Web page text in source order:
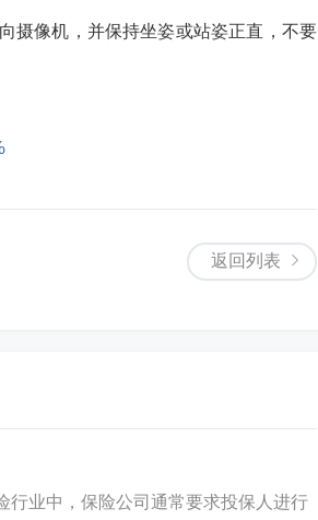
摄像机，并保持坐姿或站姿正直，不要
请人应该仔细阅读模板要求，保证照片
医生，他们将不会泄露您的个人健康信
返回列表
行业中，保险公司通常要求投保人进行